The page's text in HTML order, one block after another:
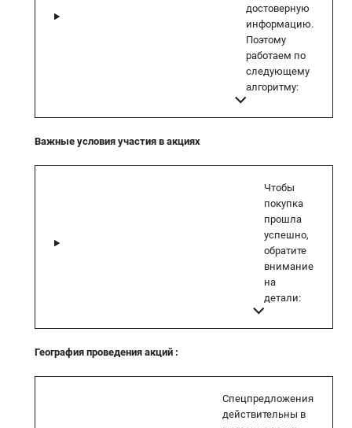
достоверную
информацию.
Поэтому
работаем по
следующему
алгоритму:
Важные условия участия в акциях
Чтобы
покупка
прошла
успешно,
обратите
внимание
на
детали:
География проведения акций :
Спецпредложения
действительны в